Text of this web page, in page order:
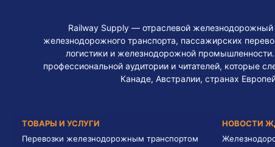
Railway Supply — отраслевой
железнодорожного транспорта, пассажирских
логистики и железнодорожной
профессиональной аудитории и читателей, которые
Канаде, Австралии, странах
ТОВАРЫ И УСЛУГИ
Перевозки железнодорожным транспортом
НОВОСТИ